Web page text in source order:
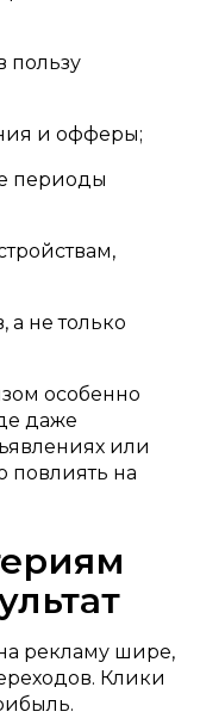
пользу
и офферы;
периоды
а не только
особенно
даже
или
повлиять на
рекламу шире,
Клики